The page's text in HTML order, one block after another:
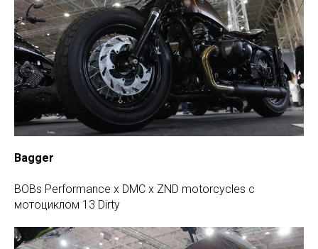
Bagger
BOBs Performance x DMC x ZND motorcycles с
мотоциклом 13 Dirty